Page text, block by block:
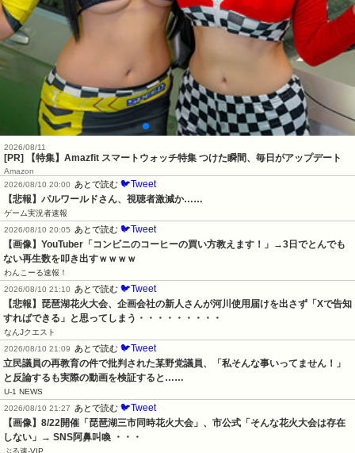
2026/08/11
[PR] 【特集】Amazfit スマートウォッチ特集 つけた瞬間、毎日がアップデート
Amazon
2026/08/10 20:00
あとで読む 🐦Tweet
【悲報】パルワールドさん、視聴者激減か……
ゲーム実況者速報
2026/08/10 20:05
あとで読む 🐦Tweet
【画像】YouTuber「コンビニのコーヒーの買い方教えます！」→3日でとんでも
ない再生数を叩き出すｗｗｗｗ
わんこーる速報！
2026/08/10 21:10
あとで読む 🐦Tweet
【悲報】琵琶湖花火大会、企画会社の新人さんが河川使用届けを出さず「Xで告知
すればできる」と思ってしまう・・・・・・・・・
なんJクエスト
2026/08/10 21:09
あとで読む 🐦Tweet
立民議員の再教育の件で批判された某野党議員、「私そんな事いってません！」
と反論するも実際の動画を検証すると……
U-1 NEWS
2026/08/10 21:27
あとで読む 🐦Tweet
【画像】8/22開催「琵琶湖三市同時花火大会」、市公式「そんな花火大会は存在
しない」→ SNS阿鼻叫喚 ・・・
ぶる速-VIP